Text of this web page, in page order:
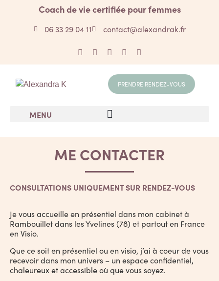
Coach de vie certifiée pour femmes
06 33 29 04 11 contact@alexandrak.fr
PRENDRE RENDEZ-VOUS
MENU
ME CONTACTER
CONSULTATIONS UNIQUEMENT SUR RENDEZ-VOUS
Je vous accueille en présentiel dans mon cabinet à
Rambouillet dans les Yvelines (78) et partout en France
en Visio.
Que ce soit en présentiel ou en visio, j’ai à coeur de vous
recevoir dans mon univers – un espace confidentiel,
chaleureux et accessible où que vous soyez.